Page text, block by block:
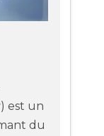
est un
du